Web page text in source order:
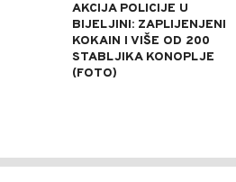
AKCIJA POLICIJE U
BIJELJINI: ZAPLIJENJENI
KOKAIN I VIŠE OD 200
STABLJIKA KONOPLJE
(FOTO)